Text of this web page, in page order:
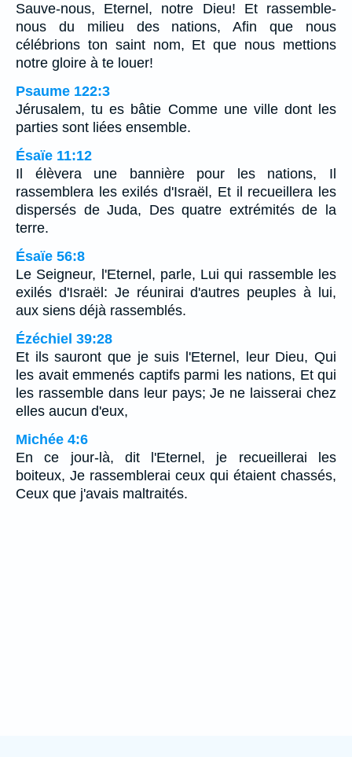
Sauve-nous, Eternel, notre Dieu! Et rassemble-
nous du milieu des nations, Afin que nous
célébrions ton saint nom, Et que nous mettions
notre gloire à te louer!
Psaume 122:3
Jérusalem, tu es bâtie Comme une ville dont les
parties sont liées ensemble.
Ésaïe 11:12
Il élèvera une bannière pour les nations, Il
rassemblera les exilés d'Israël, Et il recueillera les
dispersés de Juda, Des quatre extrémités de la
terre.
Ésaïe 56:8
Le Seigneur, l'Eternel, parle, Lui qui rassemble les
exilés d'Israël: Je réunirai d'autres peuples à lui,
aux siens déjà rassemblés.
Ézéchiel 39:28
Et ils sauront que je suis l'Eternel, leur Dieu, Qui
les avait emmenés captifs parmi les nations, Et qui
les rassemble dans leur pays; Je ne laisserai chez
elles aucun d'eux,
Michée 4:6
En ce jour-là, dit l'Eternel, je recueillerai les
boiteux, Je rassemblerai ceux qui étaient chassés,
Ceux que j'avais maltraités.